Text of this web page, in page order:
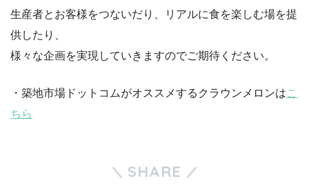
生産者とお客様をつないだり、リアルに食を楽しむ場を提
供したり、
様々な企画を実現していきますのでご期待ください。
・築地市場ドットコムがオススメするクラウンメロンはこ
ちら
SHARE